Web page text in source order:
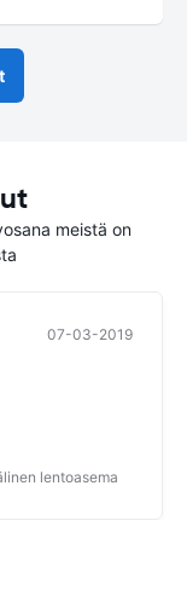
meistä on
07-03-2019
lentoasema